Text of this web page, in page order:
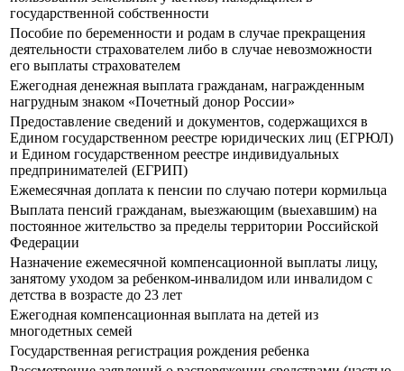
государственной собственности
Пособие по беременности и родам в случае прекращения
деятельности страхователем либо в случае невозможности
его выплаты страхователем
Ежегодная денежная выплата гражданам, награжденным
нагрудным знаком «Почетный донор России»
Предоставление сведений и документов, содержащихся в
Едином государственном реестре юридических лиц (ЕГРЮЛ)
и Едином государственном реестре индивидуальных
предпринимателей (ЕГРИП)
Ежемесячная доплата к пенсии по случаю потери кормильца
Выплата пенсий гражданам, выезжающим (выехавшим) на
постоянное жительство за пределы территории Российской
Федерации
Назначение ежемесячной компенсационной выплаты лицу,
занятому уходом за ребенком-инвалидом или инвалидом с
детства в возрасте до 23 лет
Ежегодная компенсационная выплата на детей из
многодетных семей
Государственная регистрация рождения ребенка